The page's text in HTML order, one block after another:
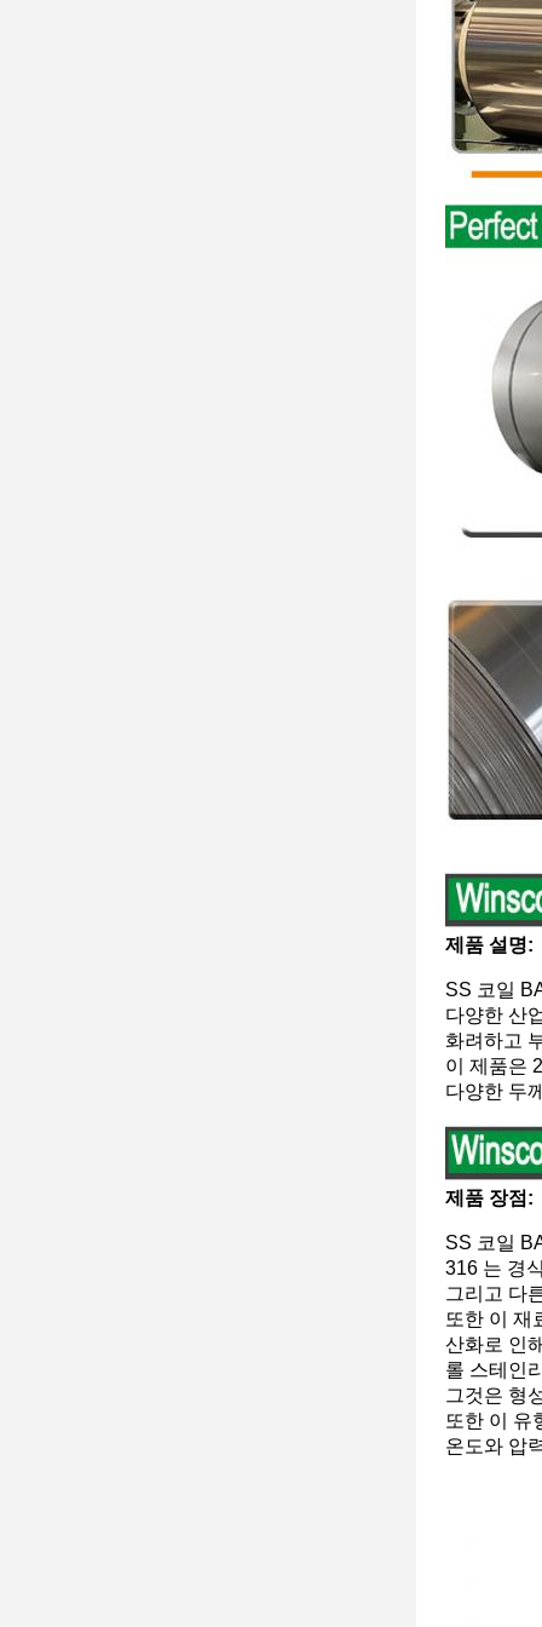
제품 설명:
SS 코일
다양한 산
화려하고
이 제품은
다양한 두
제품 장점:
SS 코일
316 는 경
그리고 다
또한 이 재
산화로 인
롤 스테인
그것은 형
또한 이 유
온도와 압